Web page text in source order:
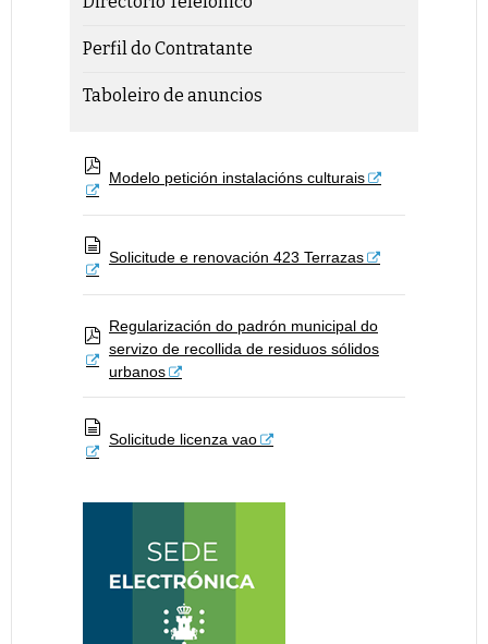
Perfil do Contratante
Taboleiro de anuncios
p
d
f
Modelo petición instalacións culturais
d
o
c
m
e
n
t
Solicitude e renovación 423 Terrazas
p
d
Regularización do padrón municipal do
servizo de recollida de residuos sólidos
urbanos
d
o
m
Solicitude licenza vao